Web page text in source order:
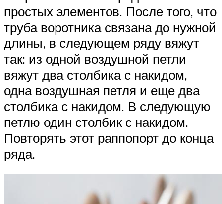
простых элементов. После того, что
труба воротника связана до нужной
длины, в следующем ряду вяжут
так: из одной воздушной петли
вяжут два столбика с накидом,
одна воздушная петля и еще два
столбика с накидом. В следующую
петлю один столбик с накидом.
Повторять этот раппопорт до конца
ряда.